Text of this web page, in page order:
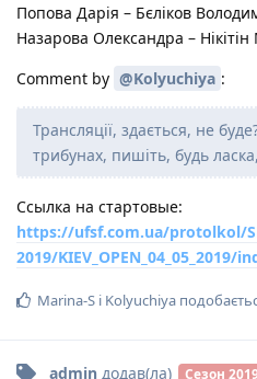
Попова Дарія – Бєліков
Назарова Олександра –
Comment by @Kolyuchiya :
Трансляції, здається, не
трибунах, пишіть, будь
Ссылка на стартовые:
https://ufsf.com.ua/protolkol/
2019/KIEV_OPEN_04_05_2019/
Marina-S і Kolyuchiya
admin додав(ла) Сезон